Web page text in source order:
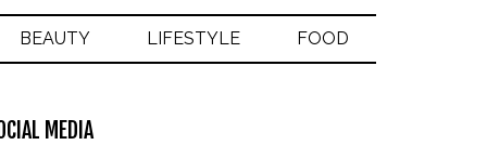
BEAUTY LIFESTYLE FOOD
MEDIA